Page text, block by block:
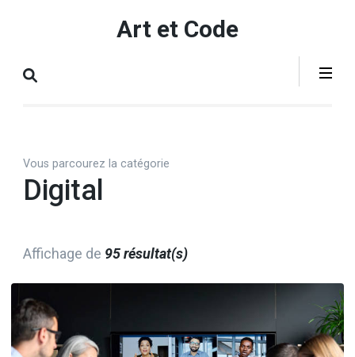
(Pressez
Art et Code
Vous parcourez la catégorie
Digital
Affichage de 95 résultat(s)